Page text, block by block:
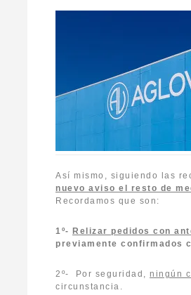
Así mismo, siguiendo las
nuevo aviso el resto de
Recordamos que son:
1º- Relizar pedidos con
previamente confirmados
2º- Por seguridad, ningún
circunstancia.